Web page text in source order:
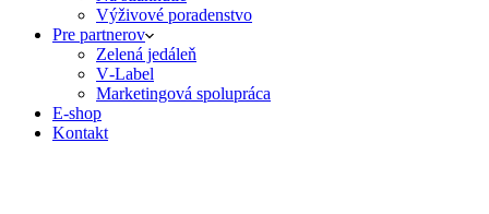
Výživové poradenstvo
Pre partnerov
Zelená jedáleň
V‑Label
Marketingová spolupráca
E‑shop
Kontakt